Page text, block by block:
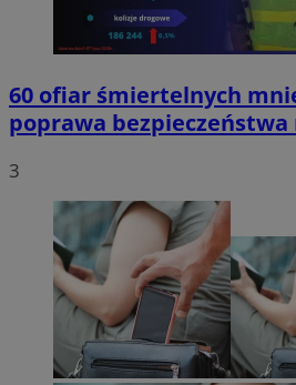
60 ofiar śmiertelnych
poprawa bezpieczeństwa
3